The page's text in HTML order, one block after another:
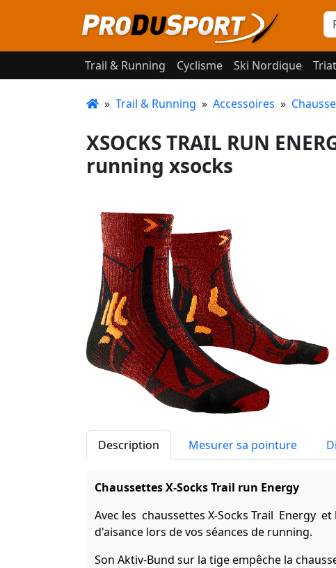
Trail & Running Cyclisme Ski Nordique
» Trail & Running » Accessoires »
XSOCKS TRAIL RUN
running xsocks
Description Mesurer sa pointure
Chaussettes X-Socks Trail run Energy
Avec les chaussettes X-Socks Trail Energy
d'aisance lors de vos séances de running.
Son Aktiv-Bund sur la tige empêche la